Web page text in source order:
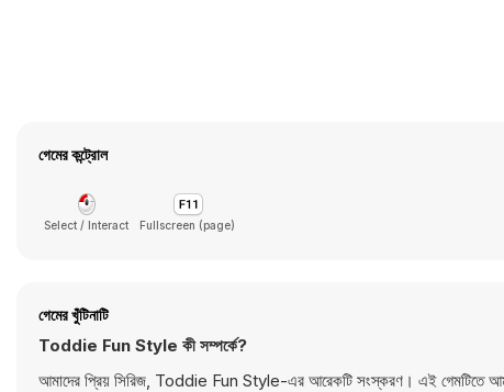
গেমের কন্ট্রোল
Select / Interact Fullscreen (page)
গেমের খুঁটিনাটি
Toddie Fun Style কী সম্পর্কে?
আমাদের প্রিয় সিরিজ, Toddie Fun Style-এর আরেকটি সংস্করণ। এই গেমটিতে